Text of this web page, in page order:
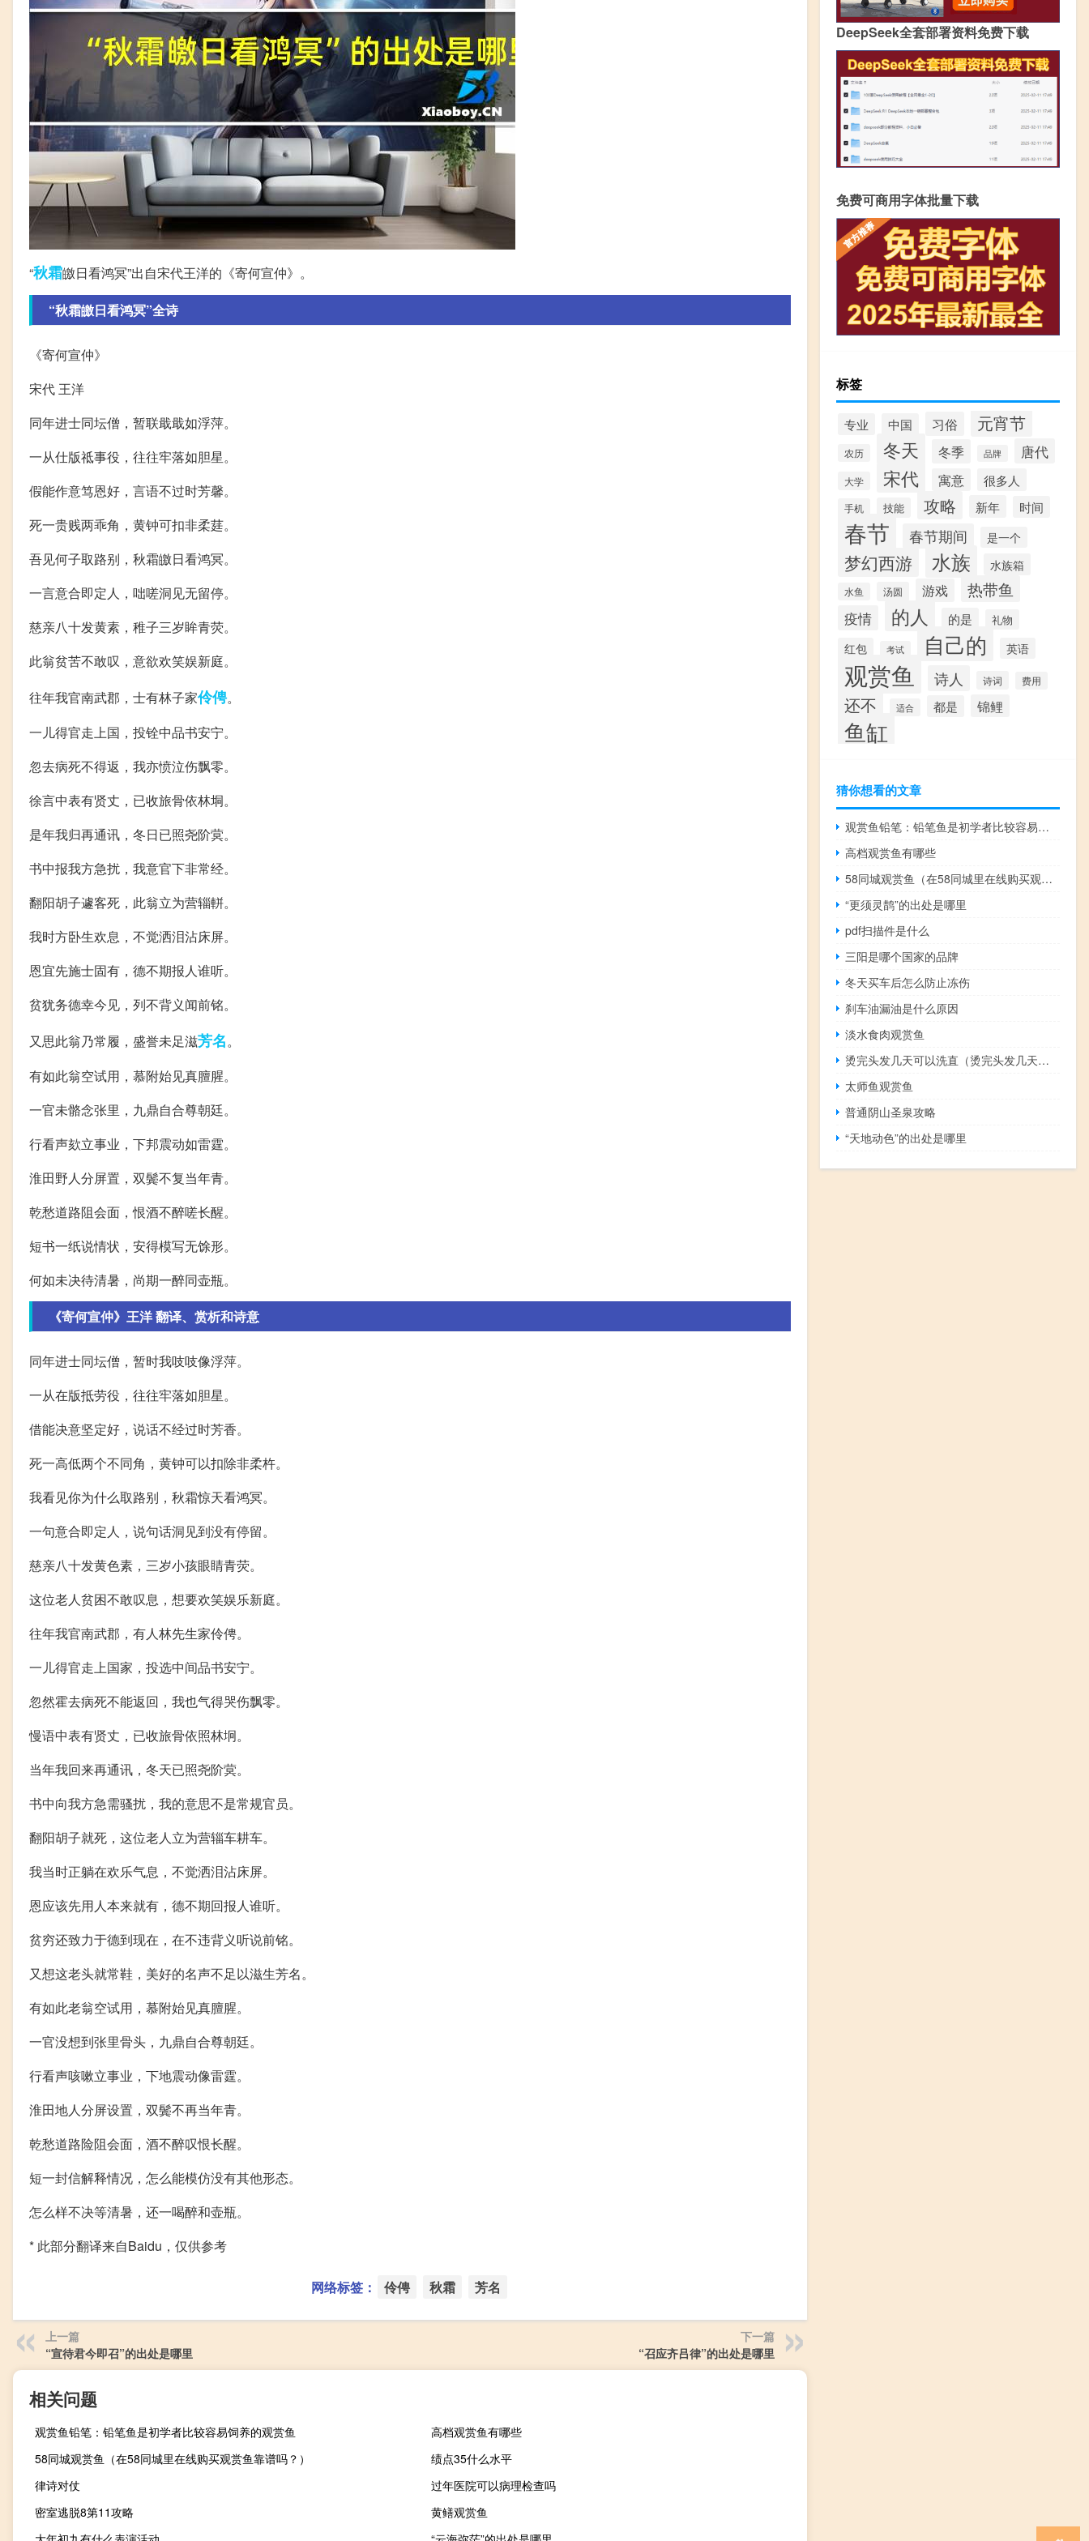
“秋霜皦日看鸿冥”出自宋代王洋的《寄何宣仲》。
“秋霜皦日看鸿冥”全诗
《寄何宣仲》
宋代 王洋
同年进士同坛僧，暂联戢戢如浮萍。
一从仕版祗事役，往往牢落如胆星。
假能作意笃恩好，言语不过时芳馨。
死一贵贱两乖角，黄钟可扣非柔莛。
吾见何子取路别，秋霜皦日看鸿冥。
一言意合即定人，咄嗟洞见无留停。
慈亲八十发黄素，稚子三岁眸青荧。
此翁贫苦不敢叹，意欲欢笑娱新庭。
往年我官南武郡，士有林子家伶俜。
一儿得官走上国，投铨中品书安宁。
忽去病死不得返，我亦愤泣伤飘零。
徐言中表有贤丈，已收旅骨依林垌。
是年我归再通讯，冬日已照尧阶蓂。
书中报我方急扰，我意官下非常经。
翻阳胡子遽客死，此翁立为营辎軿。
我时方卧生欢息，不觉洒泪沾床屏。
恩宜先施士固有，德不期报人谁听。
贫犹务德幸今见，列不背义闻前铭。
又思此翁乃常履，盛誉未足滋芳名。
有如此翁空试用，慕附始见真膻腥。
一官未骼念张里，九鼎自合尊朝廷。
行看声欬立事业，下邦震动如雷霆。
淮田野人分屏置，双鬓不复当年青。
乾愁道路阻会面，恨酒不醉嗟长醒。
短书一纸说情状，安得模写无馀形。
何如未决待清暑，尚期一醉同壶瓶。
《寄何宣仲》王洋 翻译、赏析和诗意
同年进士同坛僧，暂时我吱吱像浮萍。
一从在版抵劳役，往往牢落如胆星。
借能决意坚定好，说话不经过时芳香。
死一高低两个不同角，黄钟可以扣除非柔杵。
我看见你为什么取路别，秋霜惊天看鸿冥。
一句意合即定人，说句话洞见到没有停留。
慈亲八十发黄色素，三岁小孩眼睛青荧。
这位老人贫困不敢叹息，想要欢笑娱乐新庭。
往年我官南武郡，有人林先生家伶俜。
一儿得官走上国家，投选中间品书安宁。
忽然霍去病死不能返回，我也气得哭伤飘零。
慢语中表有贤丈，已收旅骨依照林坰。
当年我回来再通讯，冬天已照尧阶蓂。
书中向我方急需骚扰，我的意思不是常规官员。
翻阳胡子就死，这位老人立为营辎车耕车。
我当时正躺在欢乐气息，不觉洒泪沾床屏。
恩应该先用人本来就有，德不期回报人谁听。
贫穷还致力于德到现在，在不违背义听说前铭。
又想这老头就常鞋，美好的名声不足以滋生芳名。
有如此老翁空试用，慕附始见真膻腥。
一官没想到张里骨头，九鼎自合尊朝廷。
行看声咳嗽立事业，下地震动像雷霆。
淮田地人分屏设置，双鬓不再当年青。
乾愁道路险阻会面，酒不醉叹恨长醒。
短一封信解释情况，怎么能模仿没有其他形态。
怎么样不决等清暑，还一喝醉和壶瓶。
* 此部分翻译来自Baidu，仅供参考
网络标签： 伶俜 秋霜 芳名
上一篇
“宣待君今即召”的出处是哪里
下一篇
“召应齐吕律”的出处是哪里
相关问题
观赏鱼铅笔：铅笔鱼是初学者比较容易饲养的观赏鱼
高档观赏鱼有哪些
58同城观赏鱼（在58同城里在线购买观赏鱼靠谱吗？）
绩点35什么水平
律诗对仗
过年医院可以病理检查吗
密室逃脱8第11攻略
黄鳝观赏鱼
DeepSeek全套部署资料免费下载
免费可商用字体批量下载
标签
专业 中国 习俗 元宵节
农历 冬天 冬季 品牌 唐代
大学 宋代 寓意 很多人
手机 技能 攻略 新年 时间
春节 春节期间 是一个
梦幻西游 水族 水族箱
水鱼 汤圆 游戏 热带鱼
疫情 的人 的是 礼物
红包 考试 自己的 英语
观赏鱼 诗人 诗词 费用
还不 适合 都是 锦鲤
鱼缸
猜你想看的文章
观赏鱼铅笔：铅笔鱼是初学者比较容易饲养的观赏鱼
高档观赏鱼有哪些
58同城观赏鱼（在58同城里在线购买观赏鱼靠谱吗？）
“更须灵鹊”的出处是哪里
pdf扫描件是什么
三阳是哪个国家的品牌
冬天买车后怎么防止冻伤
刹车油漏油是什么原因
淡水食肉观赏鱼
烫完头发几天可以洗直（烫完头发几天可以洗）
太师鱼观赏鱼
普通阴山圣泉攻略
“天地动色”的出处是哪里